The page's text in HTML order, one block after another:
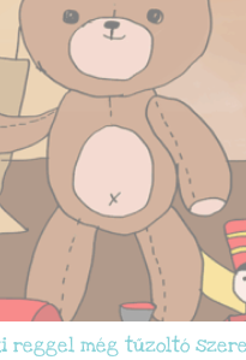
reggel még tűzoltó